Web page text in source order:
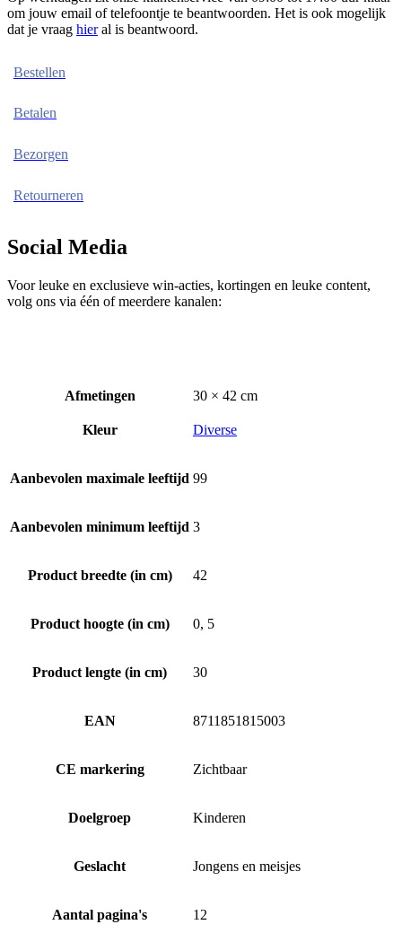
om jouw email of telefoontje te beantwoorden. Het is ook mogelijk
dat je vraag hieral is beantwoord.
Bestellen
Betalen
Bezorgen
Retourneren
Social Media
Voor leuke en exclusieve win-acties, kortingen en leuke content,
volg ons via één of meerdere kanalen:
Afmetingen 30 × 42 cm
Kleur Diverse
Aanbevolen maximale leeftijd 99
Aanbevolen minimum leeftijd 3
Product breedte (in cm) 42
Product hoogte (in cm) 0, 5
Product lengte (in cm) 30
EAN 8711851815003
CE markering Zichtbaar
Doelgroep Kinderen
Geslacht Jongens en meisjes
Aantal pagina's 12